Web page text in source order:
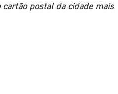
postal da cidade mais